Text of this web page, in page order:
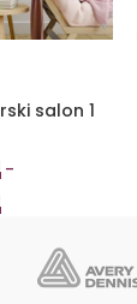
salon 1
–